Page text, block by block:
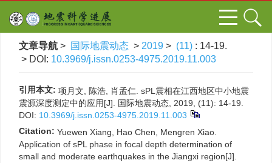
文章导航 > 国际地震动态 > 2019 > (11) : 14-19.
> DOI: 10.3969/j.issn.0253-4975.2019.11.003
引用本文: 项月文, 陈浩, 肖孟仁. sPL震相在江西地区中小地震
震源深度测定中的应用[J]. 国际地震动态, 2019, (11): 14-19.
DOI: 10.3969/j.issn.0253-4975.2019.11.003
Citation: Yuewen Xiang, Hao Chen, Mengren Xiao.
Application of sPL phase in focal depth determination of
small and moderate earthquakes in the Jiangxi region[J].